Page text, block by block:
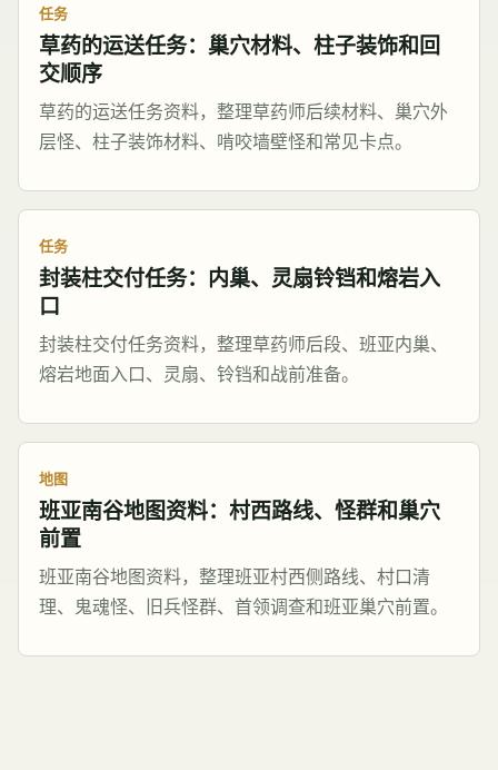
任务
草药的运送任务：巢穴材料、柱子装饰和回
交顺序
草药的运送任务资料，整理草药师后续材料、巢穴外
层怪、柱子装饰材料、啃咬墙壁怪和常见卡点。
任务
封装柱交付任务：内巢、灵扇铃铛和熔岩入
口
封装柱交付任务资料，整理草药师后段、班亚内巢、
熔岩地面入口、灵扇、铃铛和战前准备。
地图
班亚南谷地图资料：村西路线、怪群和巢穴
前置
班亚南谷地图资料，整理班亚村西侧路线、村口清
理、鬼魂怪、旧兵怪群、首领调查和班亚巢穴前置。